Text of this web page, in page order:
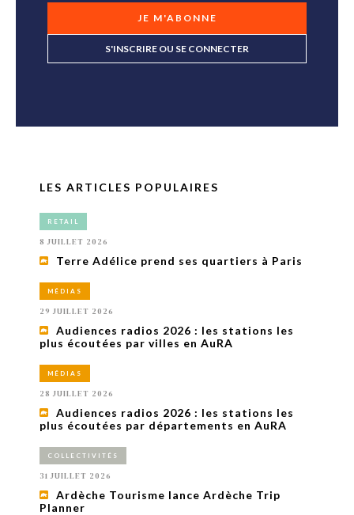
JE M'ABONNE
S'INSCRIRE OU SE CONNECTER
LES ARTICLES POPULAIRES
RETAIL
8 JUILLET 2026
Terre Adélice prend ses quartiers à Paris
MÉDIAS
29 JUILLET 2026
Audiences radios 2026 : les stations les
plus écoutées par villes en AuRA
MÉDIAS
28 JUILLET 2026
Audiences radios 2026 : les stations les
plus écoutées par départements en AuRA
COLLECTIVITÉS
31 JUILLET 2026
Ardèche Tourisme lance Ardèche Trip
Planner